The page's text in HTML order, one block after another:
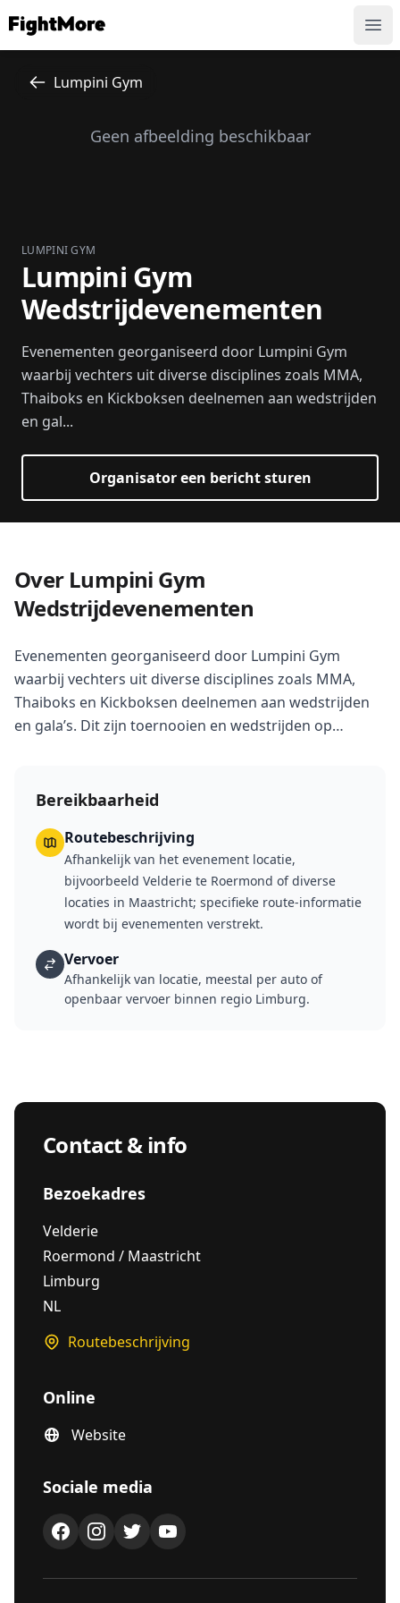
FightMore
Lumpini Gym
Geen afbeelding beschikbaar
LUMPINI GYM
Lumpini Gym
Wedstrijdevenementen
Evenementen georganiseerd door Lumpini Gym
waarbij vechters uit diverse disciplines zoals MMA,
Thaiboks en Kickboksen deelnemen aan wedstrijden
en gal...
Organisator een bericht sturen
Over Lumpini Gym
Wedstrijdevenementen
Evenementen georganiseerd door Lumpini Gym
waarbij vechters uit diverse disciplines zoals MMA,
Thaiboks en Kickboksen deelnemen aan wedstrijden
en gala’s. Dit zijn toernooien en wedstrijden op
Bereikbaarheid
Routebeschrijving
Afhankelijk van het evenement locatie,
bijvoorbeeld Velderie te Roermond of diverse
locaties in Maastricht; specifieke route-informatie
wordt bij evenementen verstrekt.
Vervoer
Afhankelijk van locatie, meestal per auto of
openbaar vervoer binnen regio Limburg.
Contact & info
Bezoekadres
Velderie
Roermond / Maastricht
Limburg
NL
Routebeschrijving
Online
Website
Sociale media